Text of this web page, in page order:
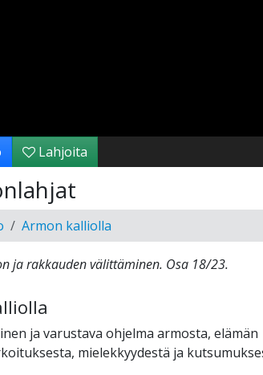
Lahjoita
Armon kalliolla
ja rakkauden välittäminen. Osa 18/23.
ja varustava ohjelma armosta, elämän
mielekkyydestä ja